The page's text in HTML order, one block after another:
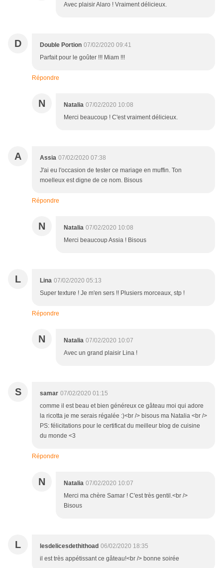
Avec plaisir Alaro ! Vraiment délicieux.
D Double Portion 07/02/2020 09:41
Parfait pour le goûter !!! Miam !!!
Répondre
N Natalia 07/02/2020 10:08
Merci beaucoup ! C'est vraiment délicieux.
A Assia 07/02/2020 07:38
J'ai eu l'occasion de tester ce mariage en muffin. Ton
moelleux est digne de ce nom. Bisous
Répondre
N Natalia 07/02/2020 10:08
Merci beaucoup Assia ! Bisous
L Lina 07/02/2020 05:13
Super texture ! Je m'en sers !! Plusiers morceaux, stp !
Répondre
N Natalia 07/02/2020 10:07
Avec un grand plaisir Lina !
S samar 07/02/2020 01:15
comme il est beau et bien généreux ce gâteau moi qui adore
la ricotta je me serais régalée :)<br /> bisous ma Natalia <br />
PS: félicitations pour le certificat du meilleur blog de cuisine
du monde <3
Répondre
N Natalia 07/02/2020 10:07
Merci ma chère Samar ! C'est très gentil.<br />
Bisous
L lesdelicesdethithoad 06/02/2020 18:35
il est très appétissant ce gâteau!<br /> bonne soirée